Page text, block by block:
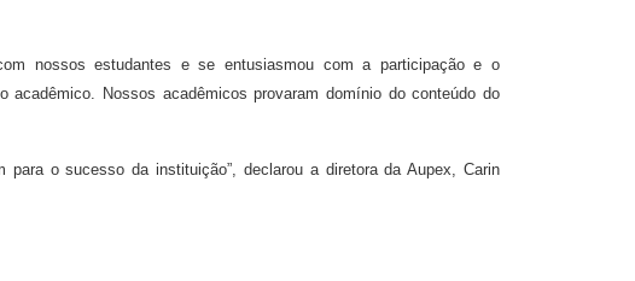
nossos estudantes e se entusiasmou com a participação e o
acadêmico. Nossos acadêmicos provaram domínio do conteúdo do
o sucesso da instituição”, declarou a diretora da Aupex, Carin